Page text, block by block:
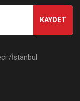
KAYDET
/İstanbul